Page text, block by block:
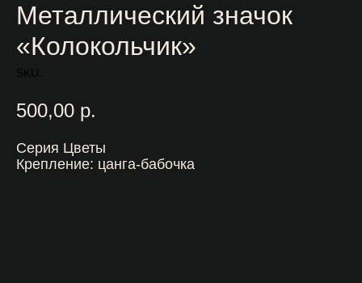
Металлический значок
«Колокольчик»
SKU:
500,00 р.
Серия Цветы
Крепление: цанга-бабочка